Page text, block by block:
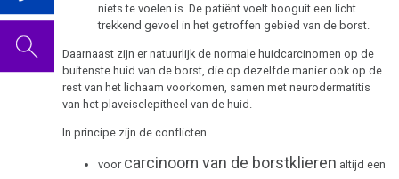
Gedragscode
Biologische
Harmonie
Eierstok
Huidveranderingen
Neurodermatitis
2005
niets te voelen is. De patiënt voelt hooguit een licht
trekkend gevoel in het getroffen gebied van de borst.
Daarnaast zijn er natuurlijk de normale huidcarcinomen op de
buitenste huid van de borst, die op dezelfde manier ook op de
rest van het lichaam voorkomen, samen met neurodermatitis
van het plaveiselepitheel van de huid.
In principe zijn de conflicten
voor carcinoom van de borstklieren altijd een